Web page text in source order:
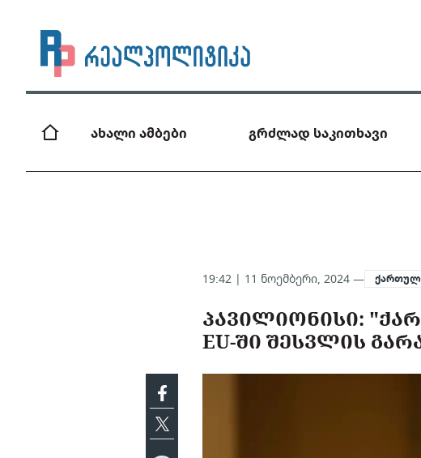
ახალი ამბები გრძლად საკითხავი
19:42 | 11 ნოემბერი, 2024 —
ᲞᲐᲕᲘᲚᲘᲝᲜᲘᲡᲘ:
EU-ᲨᲘ ᲨᲔᲡᲕᲚᲘᲡ